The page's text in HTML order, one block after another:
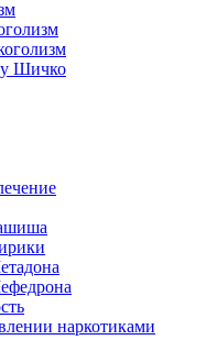
Шичко
наркотиками